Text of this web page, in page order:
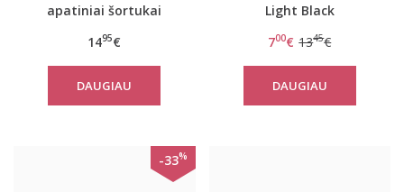
apatiniai šortukai
1495€
DAUGIAU
Light Black
700€ 1345€
DAUGIAU
-33%